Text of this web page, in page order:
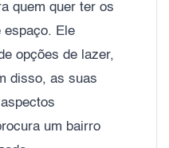
quem quer ter os
espaço. Ele
opções de lazer,
disso, as suas
um bairro